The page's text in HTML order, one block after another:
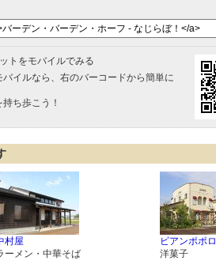
トをモバイルでみる
イルなら、右のバーコードから簡単に
ち歩こう！
村屋
ーメン・中華そば
ビアンポポロ
洋菓子